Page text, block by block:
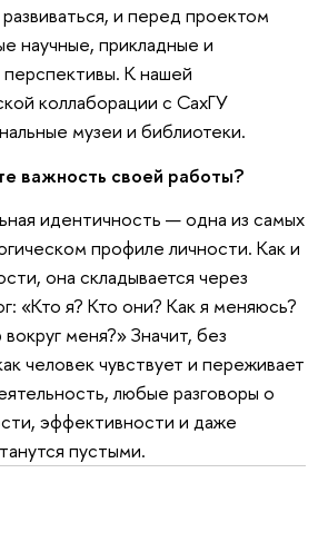
и перед проектом
научные, прикладные и
К нашей
коллаборации с СахГУ
музеи и библиотеки.
важность своей работы?
идентичность — одна из самых
профиле личности. Как и
она складывается через
«Кто я? Кто они? Как я меняюсь?
меня?» Значит, без
человек чувствует и переживает
любые разговоры о
эффективности и даже
пустыми.